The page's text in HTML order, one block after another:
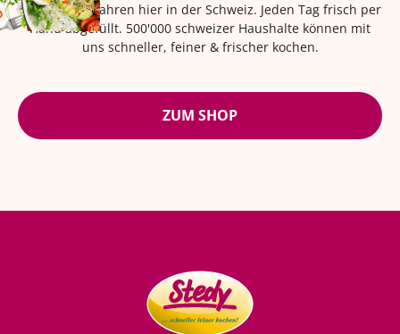
Seit über 42 Jahren hier in der Schweiz. Jeden Tag frisch per
Hand abgefüllt. 500'000 schweizer Haushalte können mit
uns schneller, feiner & frischer kochen.
ZUM SHOP